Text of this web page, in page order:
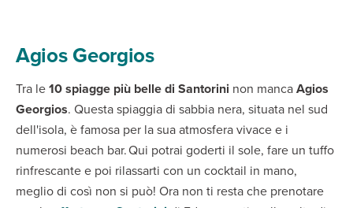
Agios Georgios
Tra le10 spiagge più belle di Santorini non mancaAgios
Georgios. Questa spiaggia di sabbia nera, situata nel sud
dell'isola, è famosa per la sua atmosfera vivace e i
numerosi beach bar. Qui potrai goderti il sole, fare un tuffo
rinfrescante e poi rilassarti con un cocktail in mano,
meglio di così non si può! Ora non ti resta che prenotare